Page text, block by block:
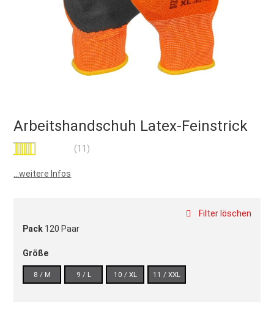
Arbeitshandschuh Latex-Feinstrick
Bewertung: (11)
...weitere Infos
Filter löschen
Größe
8 / M 9 / L 10 / XL 11 / XXL
Pack 120 Paar